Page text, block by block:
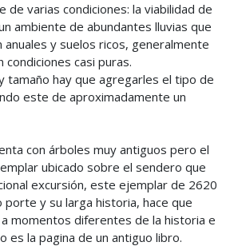
de varias condiciones: la viabilidad de
ambiente de abundantes lluvias que
y suelos ricos, generalmente
casi puras.
tamaño hay que agregarles el tipo de
este de aproximadamente un
con árboles muy antiguos pero el
ubicado sobre el sendero que
excursión, este ejemplar de 2620
porte y su larga historia, hace que
momentos diferentes de la historia e
es la pagina de un antiguo libro.